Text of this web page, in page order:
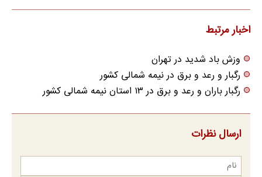
اخبار مرتبط
وزش باد شدید در تهران
رگبار و رعد و برق در نیمه شمالی کشور
رگبار باران و رعد و برق در ۱۳ استان نیمه شمالی کشور
ارسال نظرات